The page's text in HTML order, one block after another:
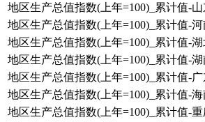
地区生产总值指数(上年=100)_累计值-
地区生产总值指数(上年=100)_累计值-
地区生产总值指数(上年=100)_累计值-
地区生产总值指数(上年=100)_累计值-
地区生产总值指数(上年=100)_累计值-
地区生产总值指数(上年=100)_累计值-
地区生产总值指数(上年=100)_累计值-